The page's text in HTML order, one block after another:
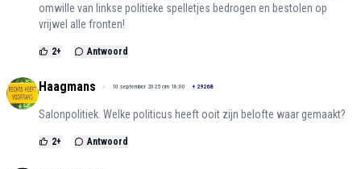
omwille van linkse politieke spelletjes bedrogen en bestolen op
vrijwel alle fronten!
2+ Antwoord
Haagmans 10 september 2025 om 18:00 + 29268
Salonpolitiek. Welke politicus heeft ooit zijn belofte waar gemaakt?
2+ Antwoord